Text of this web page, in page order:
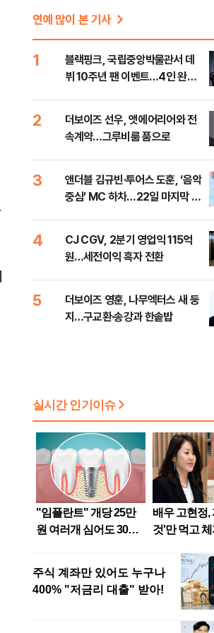
연예 많이 본 기사
1
블랙핑크, 국립중앙박물관서 데
뷔 10주년 팬 이벤트…4인 완전
2
더보이즈 선우, 앳에어리어와 전
속계약…그루비룸 품으로
3
앤더블 김규빈·투어스 도훈, ‘음악
중심’ MC 하차…22일 마지막 방
4
CJ CGV, 2분기 영업익 115억
원…세전이익 흑자 전환
5
더보이즈 영훈, 나무엑터스 새 둥
지…구교환·송강과 한솥밥